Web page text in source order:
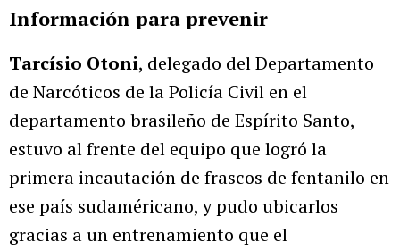
Información para prevenir
Tarcísio Otoni, delegado del Departamento
de Narcóticos de la Policía Civil en el
departamento brasileño de Espírito Santo,
estuvo al frente del equipo que logró la
primera incautación de frascos de fentanilo en
ese país sudaméricano, y pudo ubicarlos
gracias a un entrenamiento que el